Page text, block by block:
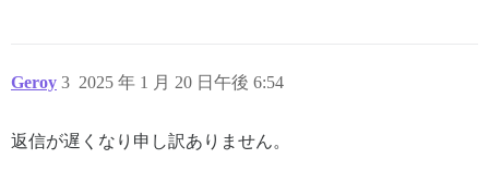
Geroy 2025 年 1 月 20 日午後 6:54
3
返信が遅くなり申し訳ありません。